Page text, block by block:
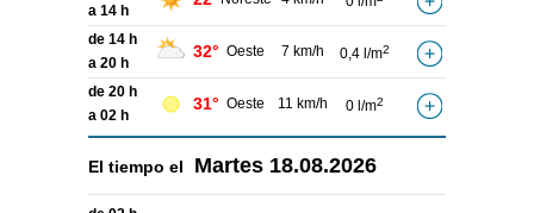
a 14 h
de 14 h
a 20 h
32° Oeste 7 km/h 0,4 l/m2
de 20 h
a 02 h
31° Oeste 11 km/h 0 l/m2
El tiempo el Martes 18.08.2026